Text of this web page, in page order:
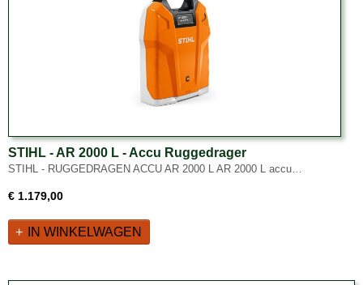
STIHL - AR 2000 L - Accu Ruggedrager
STIHL - RUGGEDRAGEN ACCU AR 2000 L AR 2000 L accu…
€ 1.179,00
IN WINKELWAGEN